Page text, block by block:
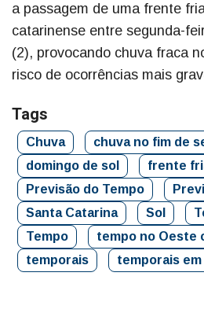
a passagem de uma frente
catarinense entre segunda-
(2), provocando chuva fraca
risco de ocorrências mais
Tags
Chuva chuva no fim de
domingo de sol
frente
Previsão do Tempo
Santa Catarina
Sol
Tempo
tempo no Oeste
temporais
temporais